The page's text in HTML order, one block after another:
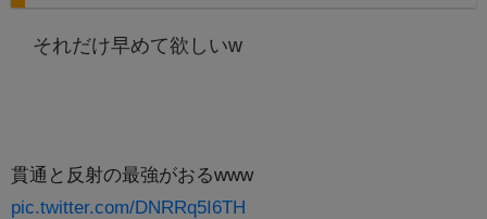
それだけ早めて欲しいw
貫通と反射の最強がおるwww
pic.twitter.com/DNRRq5I6TH